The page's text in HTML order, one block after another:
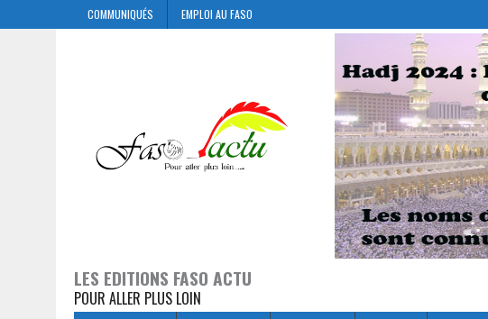
COMMUNIQUÉS EMPLOI AU FASO
LES EDITIONS FASO ACTU
POUR ALLER PLUS LOIN